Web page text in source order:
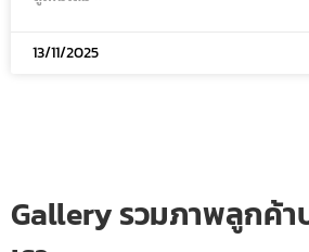
13/11/2025
Gallery รวมภาพลูกค้